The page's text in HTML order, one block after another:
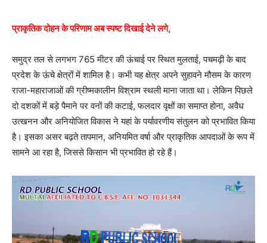
प्राकृतिक दोहन के परिणाम अब स्पष्ट दिखाई देने लगे,
समुद्र तल से लगभग 765 मीटर की ऊंचाई पर स्थित मुलताई, पचमढ़ी के बाद
प्रदेश के ऊंचे क्षेत्रों में शामिल है। कभी यह क्षेत्र अपने सुहावने मौसम के कारण
राजा-महाराजाओं की ग्रीष्मकालीन विश्राम स्थली माना जाता था। लेकिन पिछले
दो दशकों में बड़े पैमाने पर वनों की कटाई, फलदार वृक्षों का समाप्त होना, अवैध
उत्खनन और अनियोजित विकास ने यहां के पर्यावरणीय संतुलन को प्रभावित किया
है। इसका असर बढ़ते तापमान, अनियमित वर्षा और प्राकृतिक आपदाओं के रूप में
सामने आ रहा है, जिससे किसान भी प्रभावित हो रहे हैं।